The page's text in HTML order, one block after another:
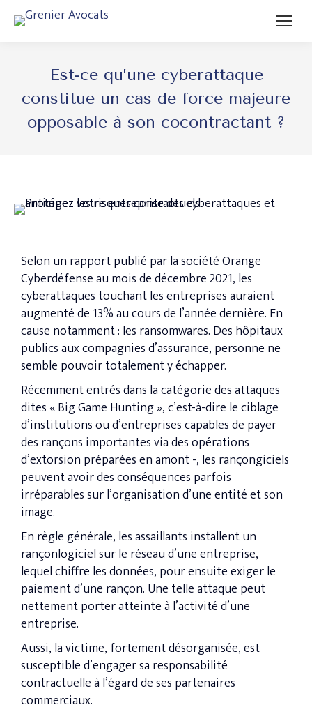
Est-ce qu’une cyberattaque
constitue un cas de force majeure
opposable à son cocontractant ?
Selon un rapport publié par la société Orange
Cyberdéfense au mois de décembre 2021, les
cyberattaques touchant les entreprises auraient
augmenté de 13% au cours de l’année dernière. En
cause notamment : les ransomwares. Des hôpitaux
publics aux compagnies d’assurance, personne ne
semble pouvoir totalement y échapper.
Récemment entrés dans la catégorie des attaques
dites « Big Game Hunting », c’est-à-dire le ciblage
d’institutions ou d’entreprises capables de payer
des rançons importantes via des opérations
d’extorsion préparées en amont -, les rançongiciels
peuvent avoir des conséquences parfois
irréparables sur l’organisation d’une entité et son
image.
En règle générale, les assaillants installent un
rançonlogiciel sur le réseau d’une entreprise,
lequel chiffre les données, pour ensuite exiger le
paiement d’une rançon. Une telle attaque peut
nettement porter atteinte à l’activité d’une
entreprise.
Aussi, la victime, fortement désorganisée, est
susceptible d’engager sa responsabilité
contractuelle à l’égard de ses partenaires
commerciaux.